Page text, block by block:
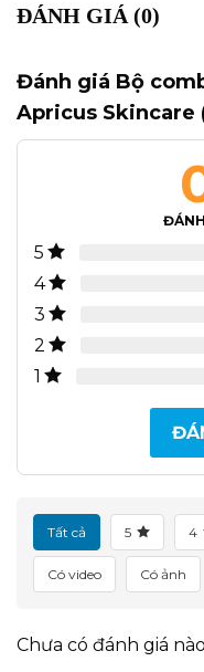
ĐÁNH GIÁ (0)
Đánh giá Bộ
Apricus Skincare
5
4
3
2
1
Tất cả 5 4
Có video Có ảnh
Chưa có đánh giá